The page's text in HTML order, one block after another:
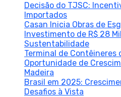
Decisão do TJSC:
Importados
Casan Inicia Obras de
Investimento de R$ 28
Sustentabilidade
Terminal de Contêineres
Oportunidade de
Madeira
Brasil em 2025:
Desafios à Vista